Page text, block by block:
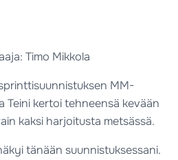
Timo Mikkola
MM-
Teini kertoi tehneensä kevään
kaksi harjoitusta metsässä.
tänään suunnistuksessani.